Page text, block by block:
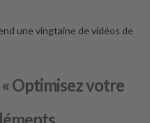
une vingtaine de vidéos de
Optimisez votre